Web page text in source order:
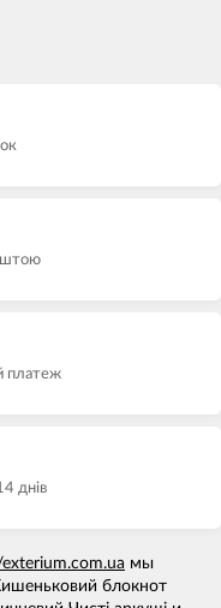
платеж
днів
мы
блокнот